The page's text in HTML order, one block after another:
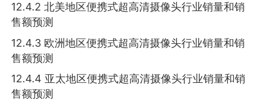
12.4.2 北美地区便携式超高清摄像头行业销量和销
售额预测
12.4.3 欧洲地区便携式超高清摄像头行业销量和销
售额预测
12.4.4 亚太地区便携式超高清摄像头行业销量和销
售额预测